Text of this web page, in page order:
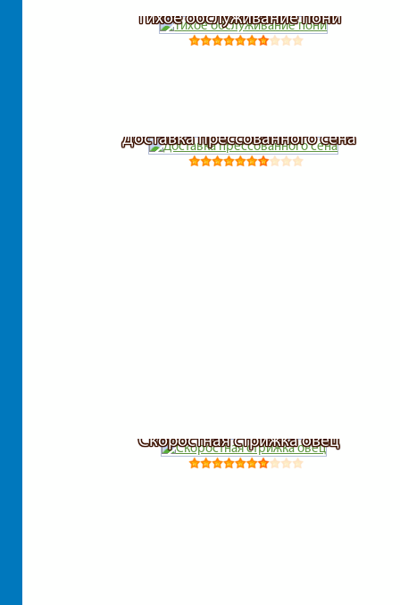
Тихое обслуживание пони
Доставка прессованного сена
Скоростная стрижка овец